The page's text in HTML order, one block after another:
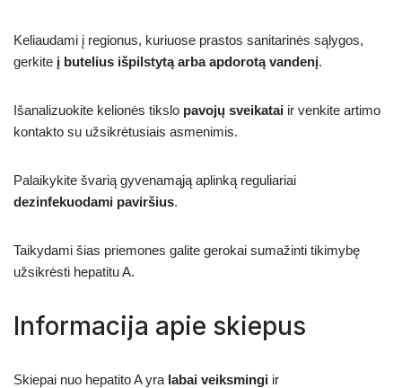
Keliaudami į regionus, kuriuose prastos sanitarinės sąlygos,
gerkite į butelius išpilstytą arba apdorotą vandenį.
Išanalizuokite kelionės tikslo pavojų sveikatai ir venkite artimo
kontakto su užsikrėtusiais asmenimis.
Palaikykite švarią gyvenamąją aplinką reguliariai
dezinfekuodami paviršius.
Taikydami šias priemones galite gerokai sumažinti tikimybę
užsikrėsti hepatitu A.
Informacija apie skiepus
Skiepai nuo hepatito A yra labai veiksmingi ir